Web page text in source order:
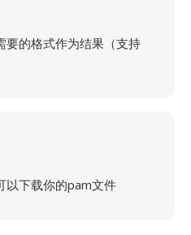
要的格式作为结果（支持
以下载你的pam文件